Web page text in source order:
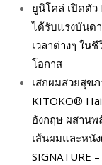
ยูนิโคล่ เปิดตัว
ได้รับแรงบันด
เวลาต่างๆ ใน
โอกาส
เสกผมสวยสุขภ
KITOKO®
อังกฤษ ผสานพ
เส้นผมและหนัง
SIGNATURE